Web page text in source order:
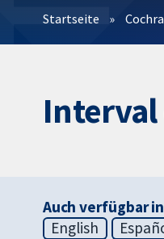
Filter
Startseite
Auch verfügbar in
English